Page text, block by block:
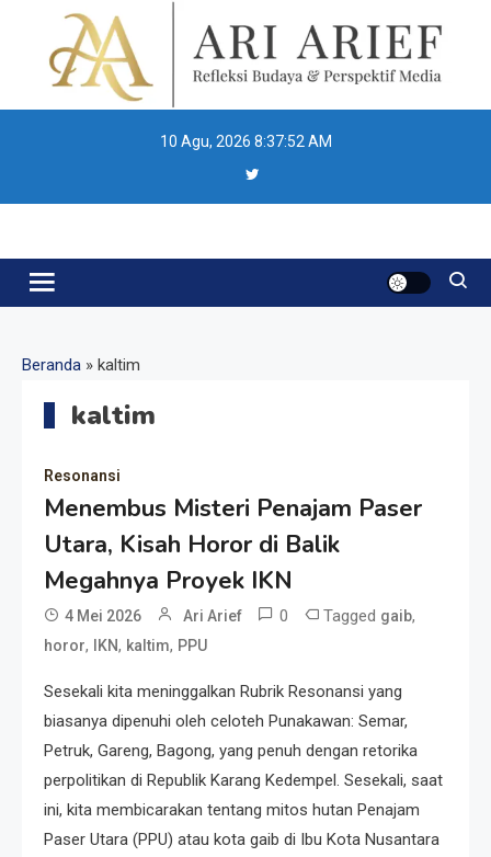
content
10 Agu, 2026 8:37:53 AM
Ari Arief
Beranda » kaltim
kaltim
Resonansi
Menembus Misteri Penajam Paser
Utara, Kisah Horor di Balik
Megahnya Proyek IKN
4 Mei 2026 Ari Arief 0 Tagged gaib,
horor, IKN, kaltim, PPU
Sesekali kita meninggalkan Rubrik Resonansi yang
biasanya dipenuhi oleh celoteh Punakawan: Semar,
Petruk, Gareng, Bagong, yang penuh dengan retorika
perpolitikan di Republik Karang Kedempel. Sesekali, saat
ini, kita membicarakan tentang mitos hutan Penajam
Paser Utara (PPU) atau kota gaib di Ibu Kota Nusantara